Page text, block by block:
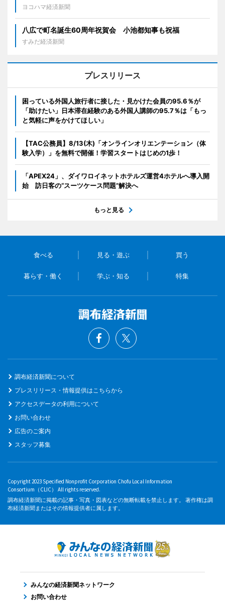
ヨコハマ経済新聞
八広で町名誕生60周年祝賀会 小池都知事も祝福
すみだ経済新聞
プレスリリース
困っている外国人旅行者に接した・見かけた会員の95.6％が
「助けたい」日本滞在経験のある外国人講師の95.7％は「もっ
と気軽に声をかけてほしい」
【TAC公務員】8/13(木)「オンラインオリエンテーション（体
験入学）」を無料で開催！学習スタートはじめの1歩！
「APEX24」、ダイワロイネットホテルズ運営4ホテルへ導入開
始 訪日客の“スーツケース問題”解決へ
もっと見る
食べる 見る・遊ぶ 買う
暮らす・働く 学ぶ・知る 特集
調布経済新聞について
プレスリリース・情報提供はこちらから
アクセスデータの利用について
お問い合わせ
広告のご案内
スタッフ募集
Copyright 2023 Specified Nonprofit Corporation Chofu Local Information
Consortium（CLIC） All rights reserved.
調布経済新聞に掲載の記事・写真・図表などの無断転載を禁止します。 著作権は調
布経済新聞またはその情報提供者に属します。
みんなの経済新聞ネットワーク
お問い合わせ